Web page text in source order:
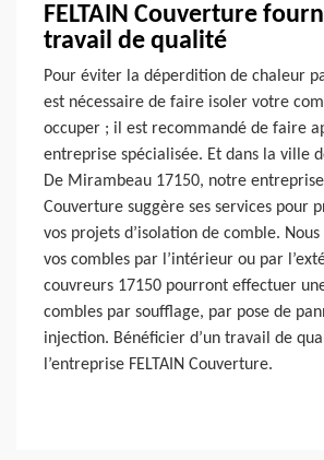
FELTAIN Couverture
travail de qualité
Pour éviter la déperdition de chaleur
est nécessaire de faire isoler votre
occuper ; il est recommandé de faire
entreprise spécialisée. Et dans la ville
De Mirambeau 17150, notre entreprise
Couverture suggère ses services pour
vos projets d’isolation de comble.
vos combles par l’intérieur ou par
couvreurs 17150 pourront effectuer
combles par soufflage, par pose de
injection. Bénéficier d’un travail de
l’entreprise FELTAIN Couverture.